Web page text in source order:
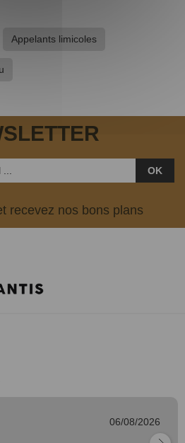
Appelants limicoles
OK
recevez nos bons plans
06/08/2026